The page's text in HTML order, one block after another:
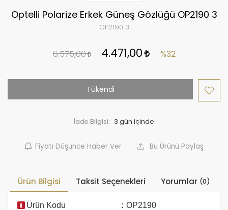
Optelli Polarize Erkek Güneş Gözlüğü OP2190 3
OP2190 3
6.575,00 4.471,00 %32
Tükendi
İade Bilgisi:
Fiyatı Düşünce Haber Ver Bu Ürünü Paylaş
Ürün Bilgisi Taksit Seçenekleri Yorumlar (0)
Ürün Kodu : OP2190